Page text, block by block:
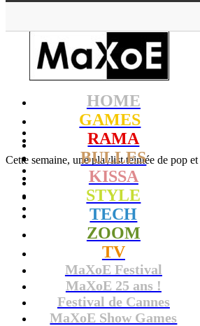
HOME
GAMES
RAMA
BULLES
KISSA
STYLE
TECH
ZOOM
TV
MaXoE Festival
MaXoE 25 ans !
Festival de Cannes
MaXoE Show Games
Cette semaine, une playlist teintée de pop